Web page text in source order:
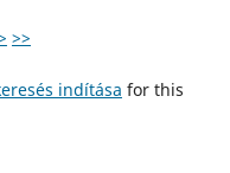
>>
indítása for this